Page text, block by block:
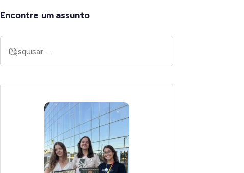
Encontre um assunto